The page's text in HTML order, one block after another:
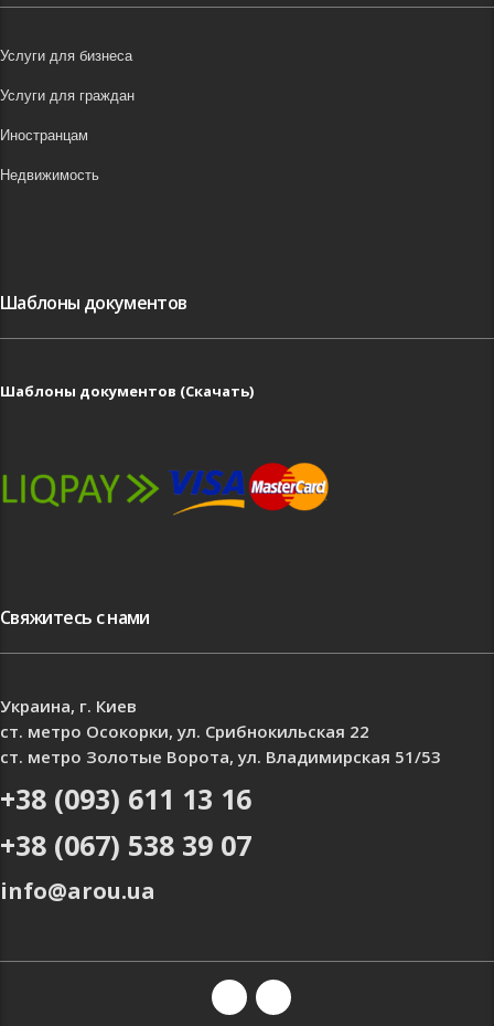
Услуги для бизнеса
Услуги для граждан
Иностранцам
Недвижимость
Шаблоны документов
Шаблоны документов (Скачать)
Свяжитесь с нами
Украина, г. Киев
ст. метро Осокорки, ул. Срибнокильская 22
ст. метро Золотые Ворота, ул. Владимирская 51/53
+38 (093) 611 13 16
+38 (067) 538 39 07
info@arou.ua